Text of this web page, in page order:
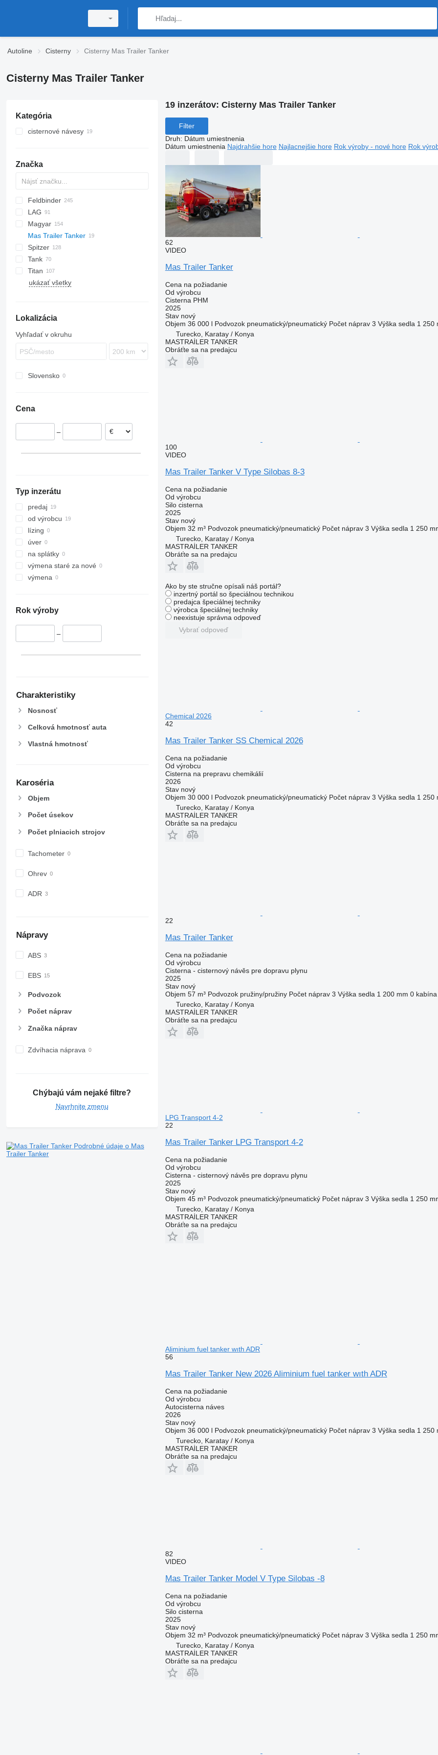
Autoline Cisterny Cisterny Mas Trailer Tanker
Cisterny Mas Trailer Tanker
Kategória
cisternové návesy
plynu
cisterny na prepravu chemikálií
cisterny PHM
potravinové cisterny
silo cisterny
cisterny na cement
Značka
SVM
NCG
NG
CB
T-series
SAPL
KIS
STF
ADR
BPDO
BPO
CK
SOA
K series
LPG
45
AMMONIA
LPG
Carrytank
TF
Feldbinder
EUT
KIP
TSA
ASW
TX
Stralis
Modulo
TSA
SSK
SSL
STB
STS
LAG
0-3
GSA
O-3
TGS
Magyar
S-series
SR
Mas Trailer Tanker
SA
SL
L-series
CM
MACOLA
SCT
TS
Spitzer
SF
SK
LPG
OPL 38
Tank
Titan
SP
ADR
97
NS
LPG
ukázať všetky
Lokalizácia
Vyhľadať v okruhu
Slovensko
Cena
–
Typ inzerátu
predaj
od výrobcu
lízing
úver
na splátky
výmena staré za nové
výmena
Rok výroby
–
Charakteristiky
Nosnosť
Celková hmotnosť auta
Vlastná hmotnosť
Karoséria
Objem
Počet úsekov
Počet plniacich strojov
Tachometer
Ohrev
ADR
Nápravy
ABS
EBS
Podvozok
Počet náprav
Značka náprav
Zdvíhacia náprava
Chýbajú vám nejaké filtre?
Navrhnite zmenu
Podrobné údaje o Mas
Trailer Tanker
19 inzerátov: Cisterny Mas Trailer Tanker
Filter
Druh: Dátum umiestnenia
Dátum umiestnenia Najdrahšie hore Najlacnejšie hore Rok výroby - nové hore Rok
62
VIDEO
Mas Trailer Tanker
Cena na požiadanie
Od výrobcu
Cisterna PHM
2025
Stavnový
Objem 36 000 l Podvozok pneumatický/pneumatický Počet náprav 3 Výška sedla 1 250
Turecko, Karatay / Konya
MASTRAİLER TANKER
Obráťte sa na predajcu
100
VIDEO
Mas Trailer Tanker V Type Silobas 8-3
Cena na požiadanie
Od výrobcu
Silo cisterna
2025
Stavnový
Objem 32 m³ Podvozok pneumatický/pneumatický Počet náprav 3 Výška sedla 1 250
Turecko, Karatay / Konya
MASTRAİLER TANKER
Obráťte sa na predajcu
Ako by ste stručne opísali náš portál?
inzertný portál so špeciálnou technikou
predajca špeciálnej techniky
výrobca špeciálnej techniky
neexistuje správna odpoveď
Vybrať odpoveď
Chemical 2026
42
Mas Trailer Tanker SS Chemical 2026
Cena na požiadanie
Od výrobcu
Cisterna na prepravu chemikálií
2026
Stavnový
Objem 30 000 l Podvozok pneumatický/pneumatický Počet náprav 3 Výška sedla 1 250
Turecko, Karatay / Konya
MASTRAİLER TANKER
Obráťte sa na predajcu
22
Mas Trailer Tanker
Cena na požiadanie
Od výrobcu
Cisterna - cisternový návěs pre dopravu plynu
2025
Stavnový
Objem 57 m³ Podvozok pružiny/pružiny Počet náprav 3 Výška sedla 1 200 mm 0 kabína
Turecko, Karatay / Konya
MASTRAİLER TANKER
Obráťte sa na predajcu
LPG Transport 4-2
22
Mas Trailer Tanker LPG Transport 4-2
Cena na požiadanie
Od výrobcu
Cisterna - cisternový návěs pre dopravu plynu
2025
Stavnový
Objem 45 m³ Podvozok pneumatický/pneumatický Počet náprav 3 Výška sedla 1 250
Turecko, Karatay / Konya
MASTRAİLER TANKER
Obráťte sa na predajcu
Aliminium fuel tanker wıth ADR
56
Mas Trailer Tanker New 2026 Aliminium fuel tanker wıth ADR
Cena na požiadanie
Od výrobcu
Autocisterna náves
2026
Stavnový
Objem 36 000 l Podvozok pneumatický/pneumatický Počet náprav 3 Výška sedla 1 250
Turecko, Karatay / Konya
MASTRAİLER TANKER
Obráťte sa na predajcu
82
VIDEO
Mas Trailer Tanker Model V Type Silobas -8
Cena na požiadanie
Od výrobcu
Silo cisterna
2025
Stavnový
Objem 32 m³ Podvozok pneumatický/pneumatický Počet náprav 3 Výška sedla 1 250
Turecko, Karatay / Konya
MASTRAİLER TANKER
Obráťte sa na predajcu